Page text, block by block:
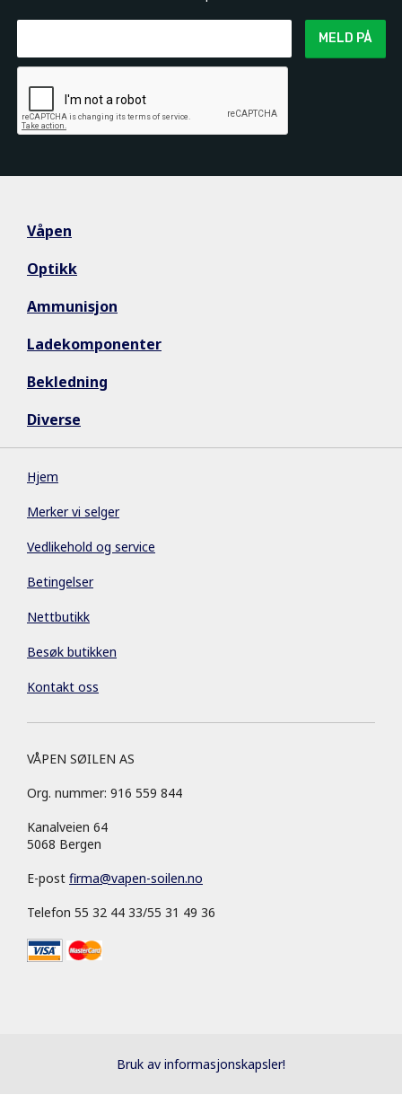
MELD PÅ
Våpen
Optikk
Ammunisjon
Ladekomponenter
Bekledning
Diverse
Hjem
Merker vi selger
Vedlikehold og service
Betingelser
Nettbutikk
Besøk butikken
Kontakt oss
VÅPEN SØILEN AS
Org. nummer: 916 559 844
Kanalveien 64
5068 Bergen
E-post firma@vapen-soilen.no
Telefon 55 32 44 33/55 31 49 36
Bruk av informasjonskapsler!